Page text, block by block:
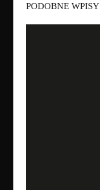
PODOBNE WPISY